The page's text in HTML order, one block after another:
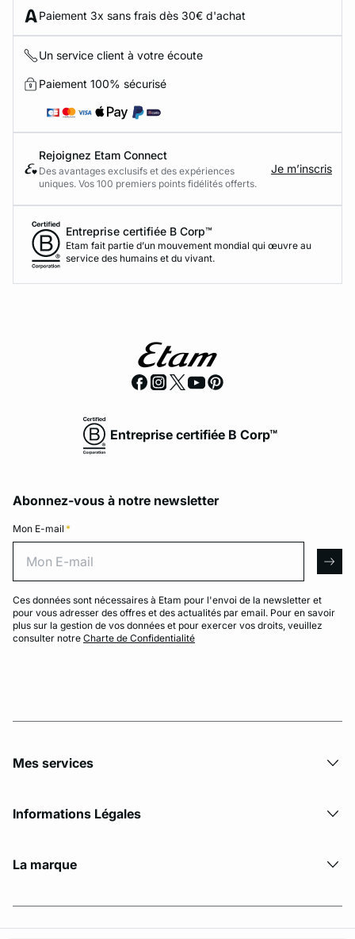
Paiement 3x sans frais dès 30€ d'achat
Un service client à votre écoute
Paiement 100% sécurisé
Rejoignez Etam Connect
Des avantages exclusifs et des expériences
uniques. Vos 100 premiers points fidélités offerts.
Je m’inscris
Entreprise certifiée B Corp™
Etam fait partie d’un mouvement mondial qui œuvre au
service des humains et du vivant.
Entreprise certifiée B Corp™
Abonnez-vous à notre newsletter
Mon E-mail *
Ces données sont nécessaires à Etam pour l'envoi de la newsletter et
pour vous adresser des offres et des actualités par email. Pour en savoir
plus sur la gestion de vos données et pour exercer vos droits, veuillez
consulter notre Charte de Confidentialité
Mes services
Informations Légales
La marque